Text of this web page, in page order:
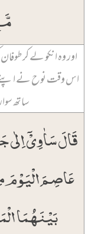
اور وہ انکو لے کر
اس وقت نوح نے اپنے
ساتھ
قَالَ سَاٰوِیۡۤ
عَاصِمَ الۡیَوۡمَ
بَیۡنَہُمَا